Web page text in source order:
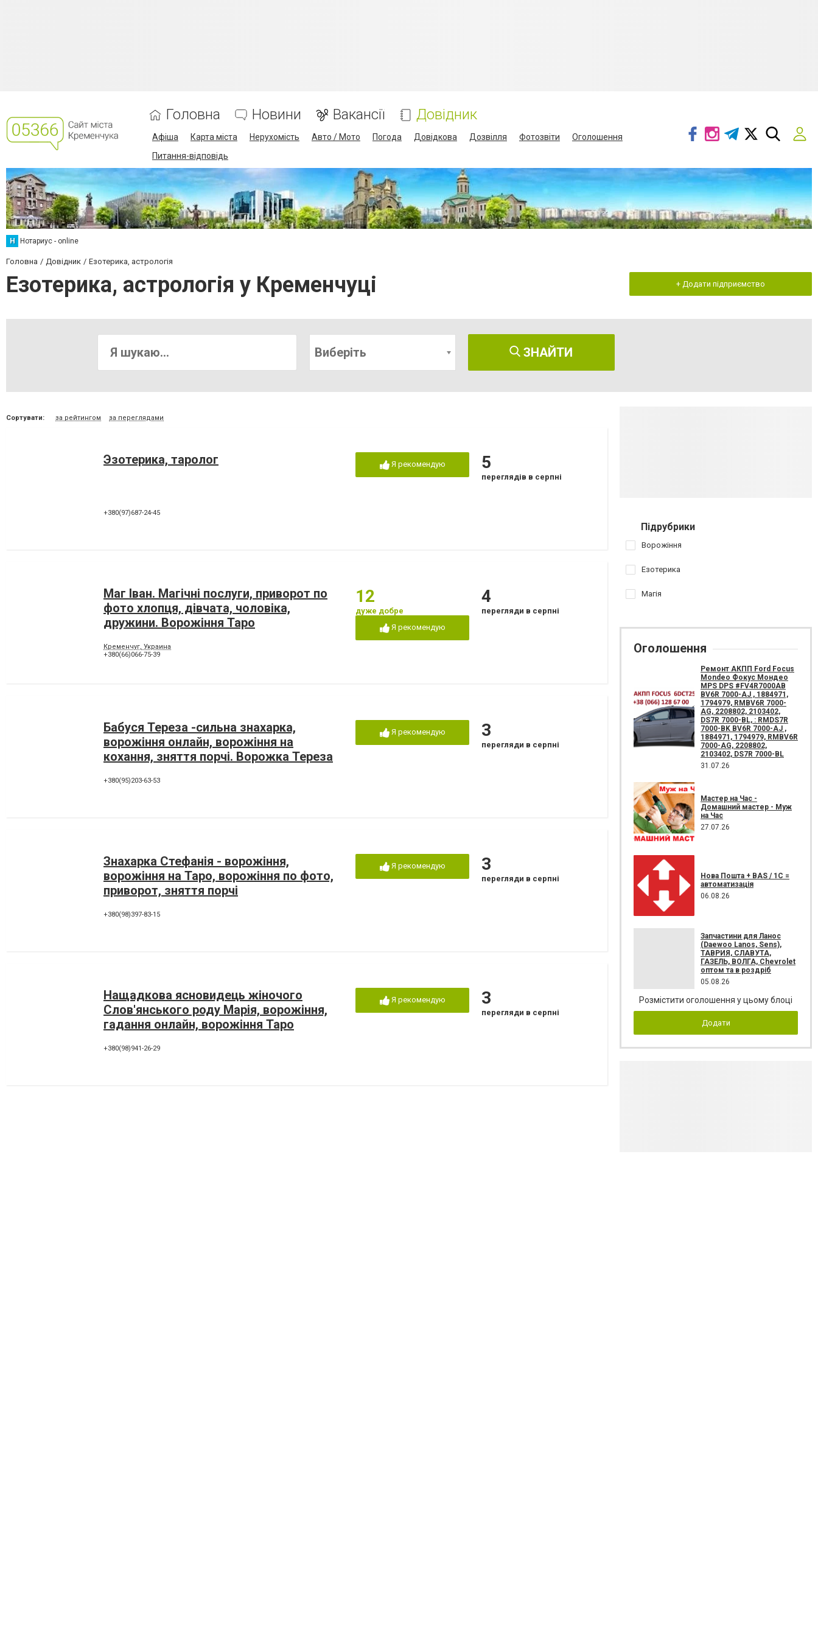
Головна Новини Вакансії Довідник
Афіша Карта міста Нерухомість Авто / Мото Погода Довідкова Дозвілля Фотозвіти
Оголошення
Питання-відповідь
Н Нотариус - online
Головна Довідник Езотерика, астрологія
Езотерика, астрологія у Кременчуці + Додати підприємство
Виберіть ЗНАЙТИ
Сортувати: за рейтингом за переглядами
Эзотерика, таролог
+380(97)687-24-45
Я рекомендую 5
переглядів в серпні
Маг Іван. Магічні послуги, приворот по
фото хлопця, дівчата, чоловіка,
дружини. Ворожіння Таро
Кременчуг, Украина
+380(66)066-75-39
12
дуже добре
Я рекомендую
4
перегляди в серпні
Бабуся Тереза -сильна знахарка,
ворожіння онлайн, ворожіння на
кохання, зняття порчі. Ворожка Тереза
+380(95)203-63-53
Я рекомендую 3
перегляди в серпні
Знахарка Стефанія - ворожіння,
ворожіння на Таро, ворожіння по фото,
приворот, зняття порчі
+380(98)397-83-15
Я рекомендую 3
перегляди в серпні
Нащадкова ясновидець жіночого
Слов'янського роду Марія, ворожіння,
гадання онлайн, ворожіння Таро
+380(98)941-26-29
Я рекомендую 3
перегляди в серпні
Підрубрики
Ворожіння
Езотерика
Магія
Оголошення
Ремонт АКПП Ford Focus
Mondeo Фокус Мондео
MPS DPS #FV4R7000AB
BV6R 7000-AJ , 1884971,
1794979, RMBV6R 7000-
AG, 2208802, 2103402,
DS7R 7000-BL, : RMDS7R
7000-BK BV6R 7000-AJ ,
1884971, 1794979, RMBV6R
7000-AG, 2208802,
2103402, DS7R 7000-BL
31.07.26
Мастер на Час -
Домашний мастер - Муж
на Час
27.07.26
Нова Пошта + BAS / 1C =
автоматизація
06.08.26
Запчастини для Ланос
(Daewoo Lanos, Sens),
ТАВРИЯ, СЛАВУТА,
ГАЗЕЛЬ, ВОЛГА, Chevrolet
оптом та в роздріб
05.08.26
Розмістити оголошення у цьому блоці
Додати